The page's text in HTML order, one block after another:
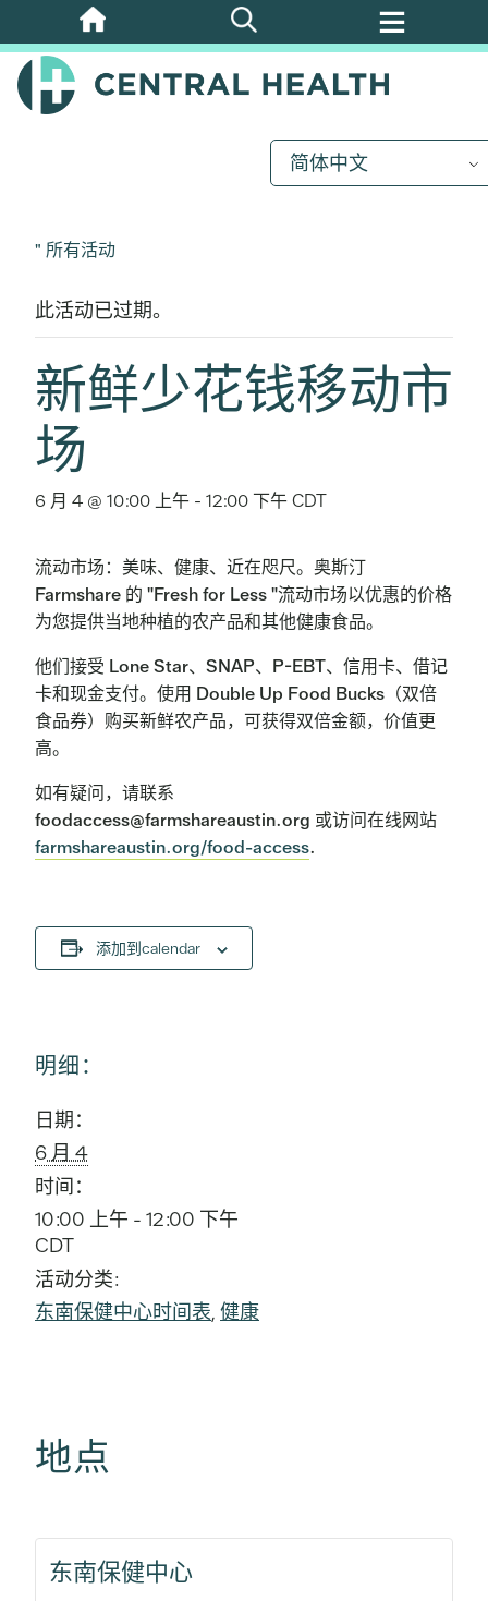
跳
至
主
简体中文
" 所有活动
此活动已过期。
新鲜少花钱移动市
场
6 月 4 @ 10:00 上午 - 12:00 下午CDT
流动市场：美味、健康、近在咫尺。奥斯汀
Farmshare 的 "Fresh for Less "流动市场以优惠的价格
为您提供当地种植的农产品和其他健康食品。
他们接受 Lone Star、SNAP、P-EBT、信用卡、借记
卡和现金支付。使用 Double Up Food Bucks（双倍
食品券）购买新鲜农产品，可获得双倍金额，价值更
高。
如有疑问，请联系
foodaccess@farmshareaustin.org 或访问在线网站
farmshareaustin.org/food-access.
添加到calendar
明细：
日期：
6 月 4
时间：
10:00 上午 - 12:00 下午
CDT
活动分类:
东南保健中心时间表, 健康
地点
东南保健中心